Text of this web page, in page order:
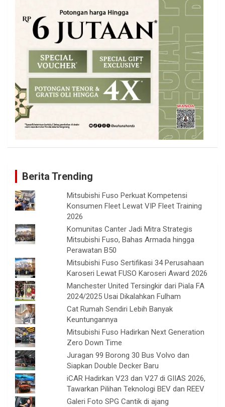
Berita Trending
Mitsubishi Fuso Perkuat Kompetensi
Konsumen Fleet Lewat VIP Fleet Training
2026
Komunitas Canter Jadi Mitra Strategis
Mitsubishi Fuso, Bahas Armada hingga
Perawatan B50
Mitsubishi Fuso Sertifikasi 34 Perusahaan
Karoseri Lewat FUSO Karoseri Award 2026
Manchester United Tersingkir dari Piala FA
2024/2025 Usai Dikalahkan Fulham
Cat Rumah Sendiri Lebih Banyak
Keuntungannya
Mitsubishi Fuso Hadirkan Next Generation
Zero Down Time
Juragan 99 Borong 30 Bus Volvo dan
Siapkan Double Decker Baru
iCAR Hadirkan V23 dan V27 di GIIAS 2026,
Tawarkan Pilihan Teknologi BEV dan REEV
Galeri Foto SPG Cantik di ajang